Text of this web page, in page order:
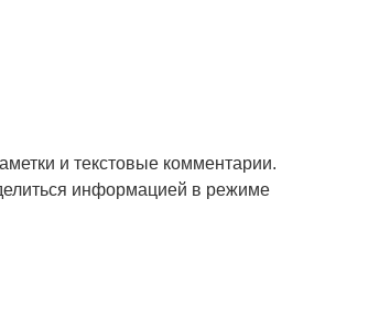
и текстовые комментарии.
информацией в режиме